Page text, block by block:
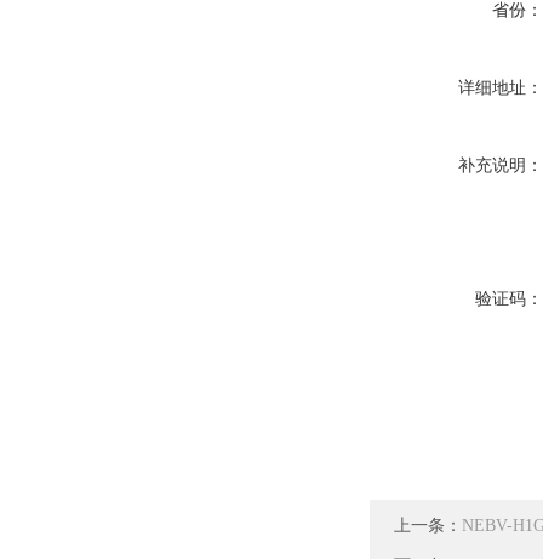
省份：
详细地址：
补充说明：
验证码：
上一条： NEBV-